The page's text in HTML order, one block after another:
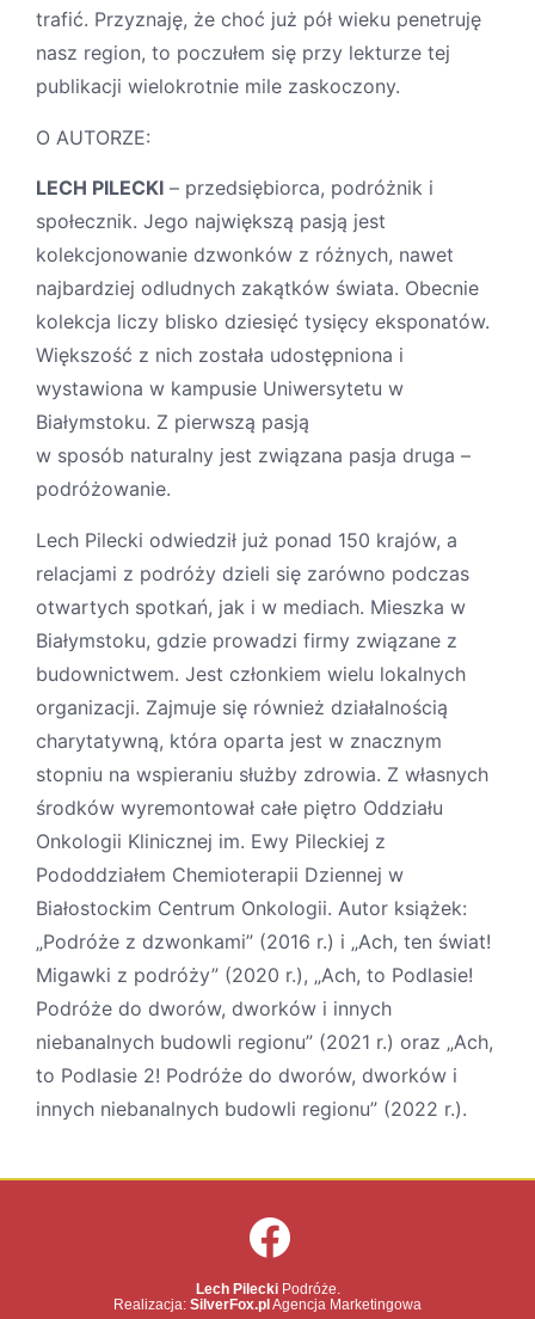
trafić. Przyznaję, że choć już pół wieku penetruję
nasz region, to poczułem się przy lekturze tej
publikacji wielokrotnie mile zaskoczony.
O AUTORZE:
LECH PILECKI – przedsiębiorca, podróżnik i
społecznik. Jego największą pasją jest
kolekcjonowanie dzwonków z różnych, nawet
najbardziej odludnych zakątków świata. Obecnie
kolekcja liczy blisko dziesięć tysięcy eksponatów.
Większość z nich została udostępniona i
wystawiona w kampusie Uniwersytetu w
Białymstoku. Z pierwszą pasją
w sposób naturalny jest związana pasja druga –
podróżowanie.
Lech Pilecki odwiedził już ponad 150 krajów, a
relacjami z podróży dzieli się zarówno podczas
otwartych spotkań, jak i w mediach. Mieszka w
Białymstoku, gdzie prowadzi firmy związane z
budownictwem. Jest członkiem wielu lokalnych
organizacji. Zajmuje się również działalnością
charytatywną, która oparta jest w znacznym
stopniu na wspieraniu służby zdrowia. Z własnych
środków wyremontował całe piętro Oddziału
Onkologii Klinicznej im. Ewy Pileckiej z
Pododdziałem Chemioterapii Dziennej w
Białostockim Centrum Onkologii. Autor książek:
„Podróże z dzwonkami” (2016 r.) i „Ach, ten świat!
Migawki z podróży” (2020 r.), „Ach, to Podlasie!
Podróże do dworów, dworków i innych
niebanalnych budowli regionu” (2021 r.) oraz „Ach,
to Podlasie 2! Podróże do dworów, dworków i
innych niebanalnych budowli regionu” (2022 r.).
Lech PileckiPodróże.
Realizacja: SilverFox.pl Agencja Marketingowa